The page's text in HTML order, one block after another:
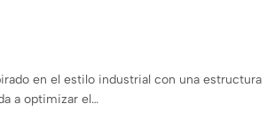
en el estilo industrial con una estructura
a optimizar el…